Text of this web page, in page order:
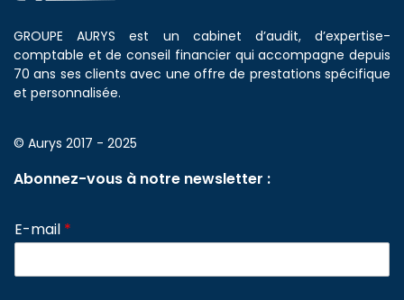
GROUPE AURYS est un cabinet d’audit, d’expertise-
comptable et de conseil financier qui accompagne depuis
70 ans ses clients avec une offre de prestations spécifique
et personnalisée.
© Aurys 2017 - 2025
Abonnez-vous à notre newsletter :
E-mail *